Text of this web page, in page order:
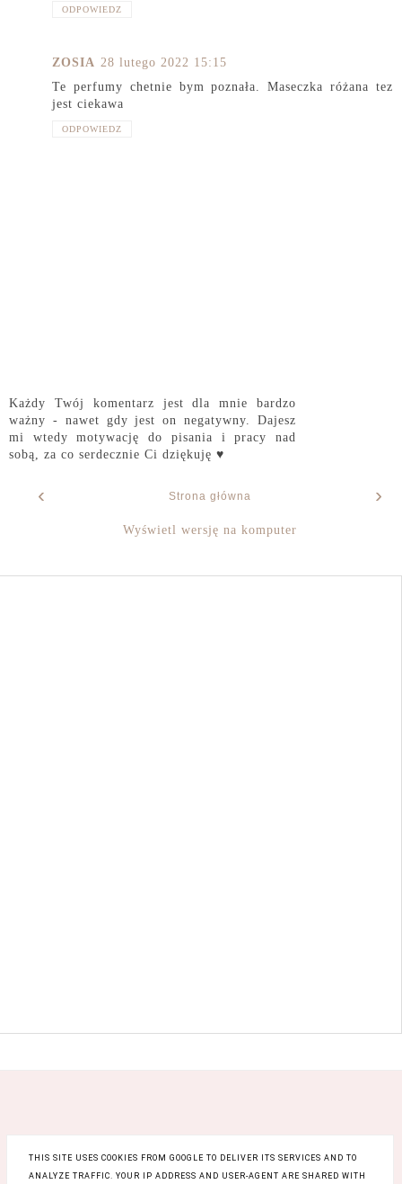
ODPOWIEDZ
ZOSIA 28 lutego 2022 15:15
Te perfumy chetnie bym poznała. Maseczka różana tez
jest ciekawa
ODPOWIEDZ
Każdy Twój komentarz jest dla mnie bardzo
ważny - nawet gdy jest on negatywny. Dajesz
mi wtedy motywację do pisania i pracy nad
sobą, za co serdecznie Ci dziękuję ♥
‹ ›
Strona główna
Wyświetl wersję na komputer
THIS SITE USES COOKIES FROM GOOGLE TO DELIVER ITS SERVICES AND TO
ANALYZE TRAFFIC. YOUR IP ADDRESS AND USER-AGENT ARE SHARED WITH